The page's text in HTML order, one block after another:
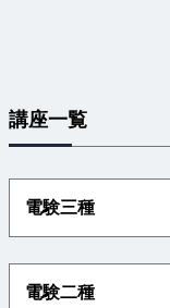
講座一覧
電験三種
電験二種